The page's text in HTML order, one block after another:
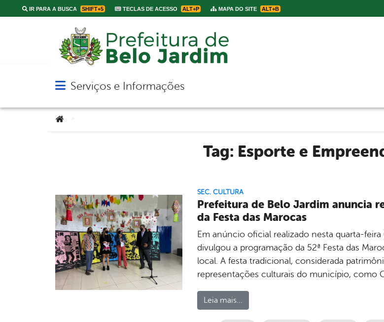
IR PARA A BUSCA SHIFT+5 TECLAS DE ACESSO ALT+P MAPA DO SITE ALT+B
Abrir menu principal de navegação
Serviços e Informações
Você está aqui:
Tag: Esporte e
SEC. CULTURA
Prefeitura de Belo Jardim anuncia
da Festa das Marocas
Em anúncio oficial realizado nesta quarta-
divulgou a programação da 52ª Festa das
local. A festa tradicional, considerada
representações culturais do município, como
Leia mais...